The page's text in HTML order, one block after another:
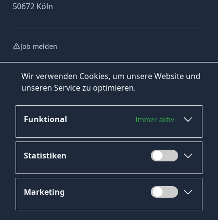
Wir verwenden Cookies, um unsere Website und
unseren Service zu optimieren.
Funktional Immer aktiv
Statistiken
Marketing
50672 Köln
Job melden
Jetzt bewerben
Datenschutz